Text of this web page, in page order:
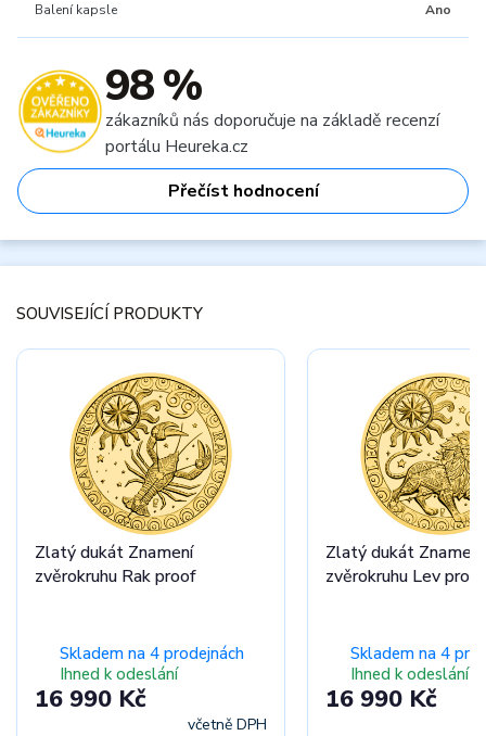
Balení kapsle Ano
98 %
zákazníků nás doporučuje na základě recenzí
portálu Heureka.cz
Přečíst hodnocení
SOUVISEJÍCÍ PRODUKTY
Zlatý dukát Znamení
zvěrokruhu Rak proof
Skladem na 4 prodejnách
Ihned k odeslání
16 990 Kč
včetně DPH
Zlatý dukát Znamení
zvěrokruhu Lev proof
Skladem na 4
Ihned k odeslání
16 990 Kč